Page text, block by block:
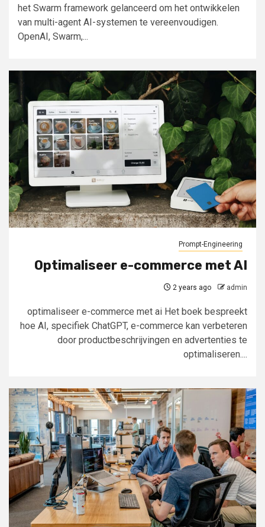
het Swarm framework gelanceerd om het ontwikkelen
van multi-agent AI-systemen te vereenvoudigen.
OpenAI, Swarm,...
Prompt-Engineering
Optimaliseer e-commerce met AI
2 years ago admin
optimaliseer e-commerce met ai Het boek bespreekt
hoe AI, specifiek ChatGPT, e-commerce kan verbeteren
door productbeschrijvingen en advertenties te
optimaliseren....